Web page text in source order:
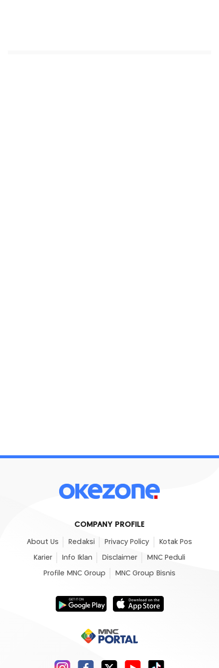
COMPANY PROFILE
About Us Redaksi Privacy Policy Kotak Pos
Karier Info Iklan Disclaimer MNC Peduli
Profile MNC Group MNC Group Bisnis